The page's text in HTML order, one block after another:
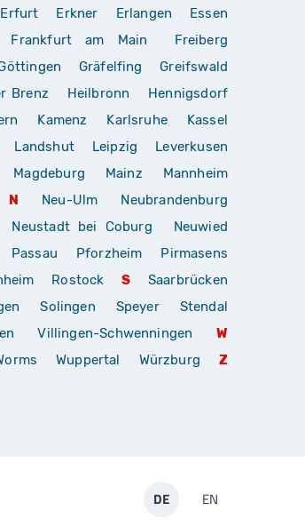
Erfurt Erkner Erlangen
Essen
Frankfurt am Main
Freiberg
Gräfelfing
Greifswald
Brenz Heilbronn
Hennigsdorf
Kamenz Karlsruhe
Kassel
Landshut Leipzig
Leverkusen
Magdeburg Mainz
Mannheim
N Neu-Ulm
Neubrandenburg
Neustadt bei Coburg
Neuwied
Passau Pforzheim
Pirmasens
Rostock S
Saarbrücken
Solingen Speyer
Stendal
Villingen-Schwenningen
W
Wuppertal Würzburg
Z
DE EN